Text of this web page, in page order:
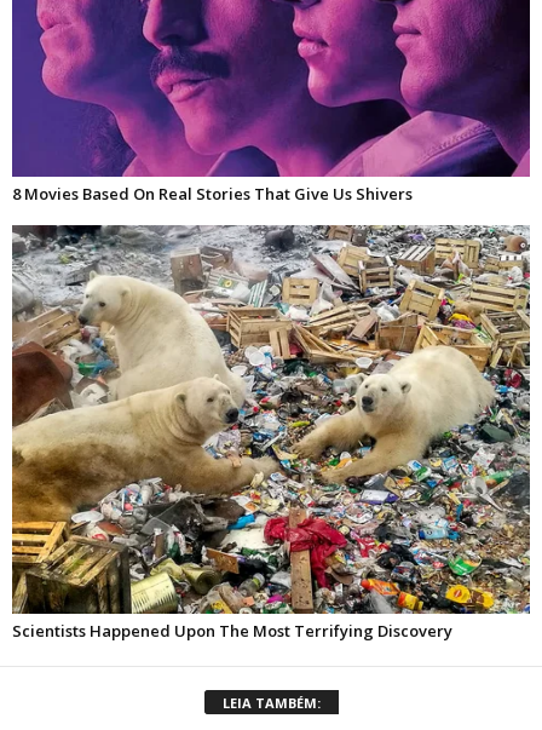
LEIA TAMBÉM: